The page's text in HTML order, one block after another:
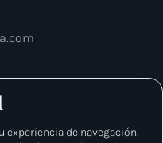
de navegación,